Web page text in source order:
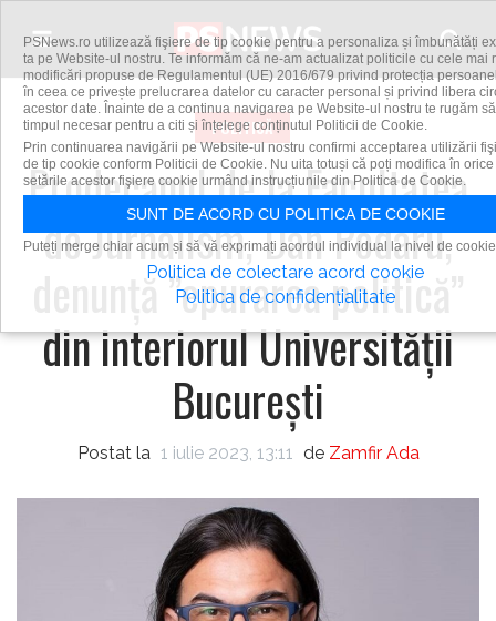
POLITICĂ
Prodecanul de la Facultatea
de Jurnalism, Dan Podaru,
denunță ”epurarea politică”
din interiorul Universității
București
Postat la 1 iulie 2023, 13:11 de Zamfir Ada
PSNews.ro utilizează fişiere de tip cookie pentru a personaliza și îmbunătăți
ta pe Website-ul nostru. Te informăm că ne-am actualizat politicile cu cele mai
modificări propuse de Regulamentul (UE) 2016/679 privind protecția
în ceea ce privește prelucrarea datelor cu caracter personal și privind libera
acestor date. Înainte de a continua navigarea pe Website-ul nostru te rugăm
timpul necesar pentru a citi și înțelege conținutul Politicii de Cookie.
Prin continuarea navigării pe Website-ul nostru confirmi acceptarea utilizării
de tip cookie conform Politicii de Cookie. Nu uita totuși că poți modifica în
setările acestor fişiere cookie urmând instrucțiunile din Politica de Cookie.
SUNT DE ACORD CU POLITICA DE COOKIE
Puteți merge chiar acum și să vă exprimați acordul individual la nivel de
Politica de colectare acord cookie
Politica de confidențialitate